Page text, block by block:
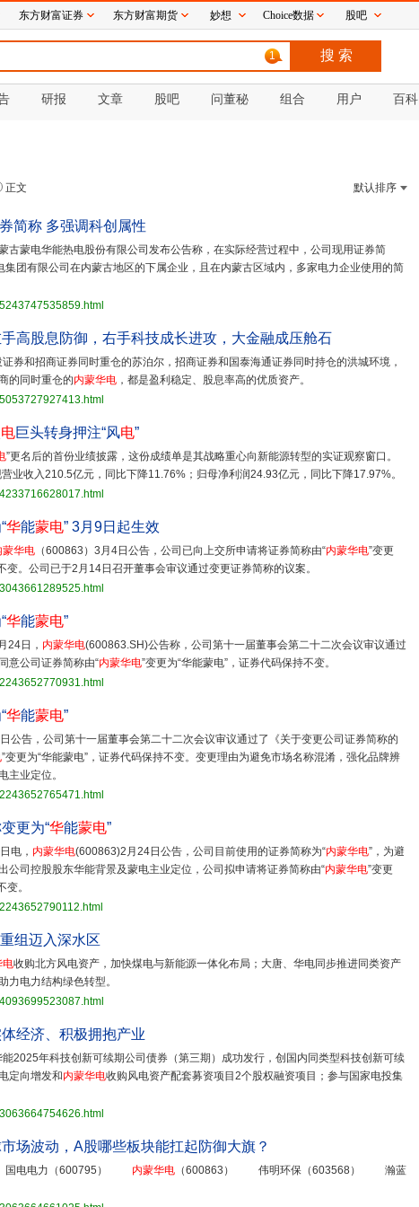
1
研报 文章 股吧 问董秘 组合 用户 百科
正文 默认排序
简称 多强调科创属性
古蒙电华能热电股份有限公司发布公告称，在实际经营过程中，公司现用证券简
集团有限公司在内蒙古地区的下属企业，且在内蒙古区域内，多家电力企业使用的简
高股息防御，右手科技成长进攻，大金融成压舱石
券和招商证券同时重仓的苏泊尔，招商证券和国泰海通证券同时持仓的洪城环境，
的同时重仓的内蒙华电 ，都是盈利稳定、股息率高的优质资产。
电巨头转身押注“风电”
”更名后的首份业绩披露，这份成绩单是其战略重心向新能源转型的实证观察窗口。
收入210.5亿元，同比下降11.76%；归母净利润24.93亿元，同比下降17.97%。
华能蒙电” 3月9日起生效
蒙华电 （600863）3月4日公告，公司已向上交所申请将证券简称由“内蒙华电”变更
变。公司已于2月14日召开董事会审议通过变更证券简称的议案。
华能蒙电”
24日， 内蒙华电(600863.SH)公告称，公司第十一届董事会第二十二次会议审议通过
意公司证券简称由“内蒙华电”变更为“华能蒙电”，证券代码保持不变。
华能蒙电”
公告，公司第十一届董事会第二十二次会议审议通过了《关于变更公司证券简称的
”变更为“华能蒙电”，证券代码保持不变。变更理由为避免市场名称混淆，强化品牌辨
主业定位。
更为“华能蒙电”
电， 内蒙华电(600863)2月24日公告，公司目前使用的证券简称为“内蒙华电”，为避
公司控股股东华能背景及蒙电主业定位，公司拟申请将证券简称由“内蒙华电”变更
变。
组迈入深水区
电收购北方风电资产，加快煤电与新能源一体化布局；大唐、华电同步推进同类资产
力电力结构绿色转型。
经济、积极拥抱产业
2025年科技创新可续期公司债券（第三期）成功发行，创国内同类型科技创新可续
定向增发和内蒙华电收购风电资产配套募资项目2个股权融资项目；参与国家电投集
场波动，A股哪些板块能扛起防御大旗？
电电力（600795） 内蒙华电 （600863） 伟明环保（603568） 瀚蓝
东方财富证券 东方财富期货 妙想 Choice数据 股吧